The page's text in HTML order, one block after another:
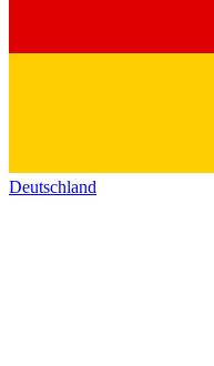
Deutschland